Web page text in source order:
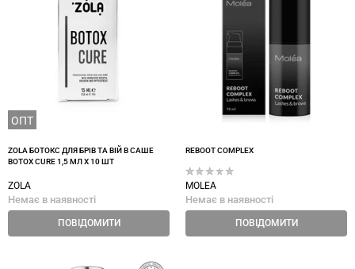
ОПТ
ZOLA БОТОКС ДЛЯ БРІВ ТА ВІЙ В САШЕ
BOTOX CURE 1,5 МЛ Х 10 ШТ
ZOLA
Немає в наявності
ПОВІДОМИТИ
REBOOT COMPLEX
MOLEA
Немає в наявності
ПОВІДОМИТИ